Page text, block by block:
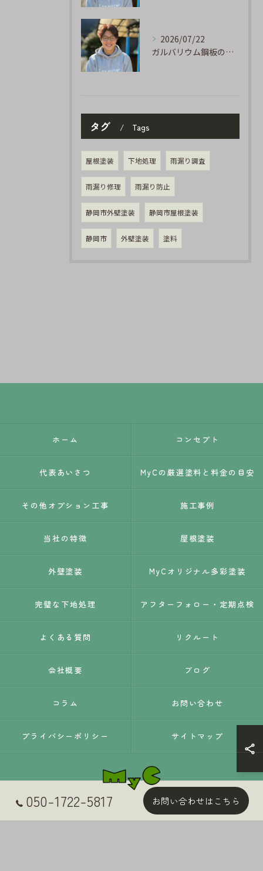
2026/07/22
ガルバリウム鋼板の「傷」と「チョーキング」、実は深くつながっています
タグ Tags
屋根塗装 下地処理 雨漏り調査
雨漏り修理 雨漏り防止
静岡市外壁塗装 静岡市屋根塗装
静岡市 外壁塗装 塗料
050-1722-5817 お問い合わせはこちら
ホーム コンセプト
代表あいさつ MyCの厳選塗料と料金の目安
その他オプション工事 施工事例
当社の特徴 屋根塗装
外壁塗装 MyCオリジナル多彩塗装
完璧な下地処理 アフターフォロー・定期点検
よくある質問 リクルート
会社概要 ブログ
コラム お問い合わせ
プライバシーポリシー サイトマップ
© 2026 静岡県静岡市の外壁塗装はMyC ALL RIGHTS RESERVED.